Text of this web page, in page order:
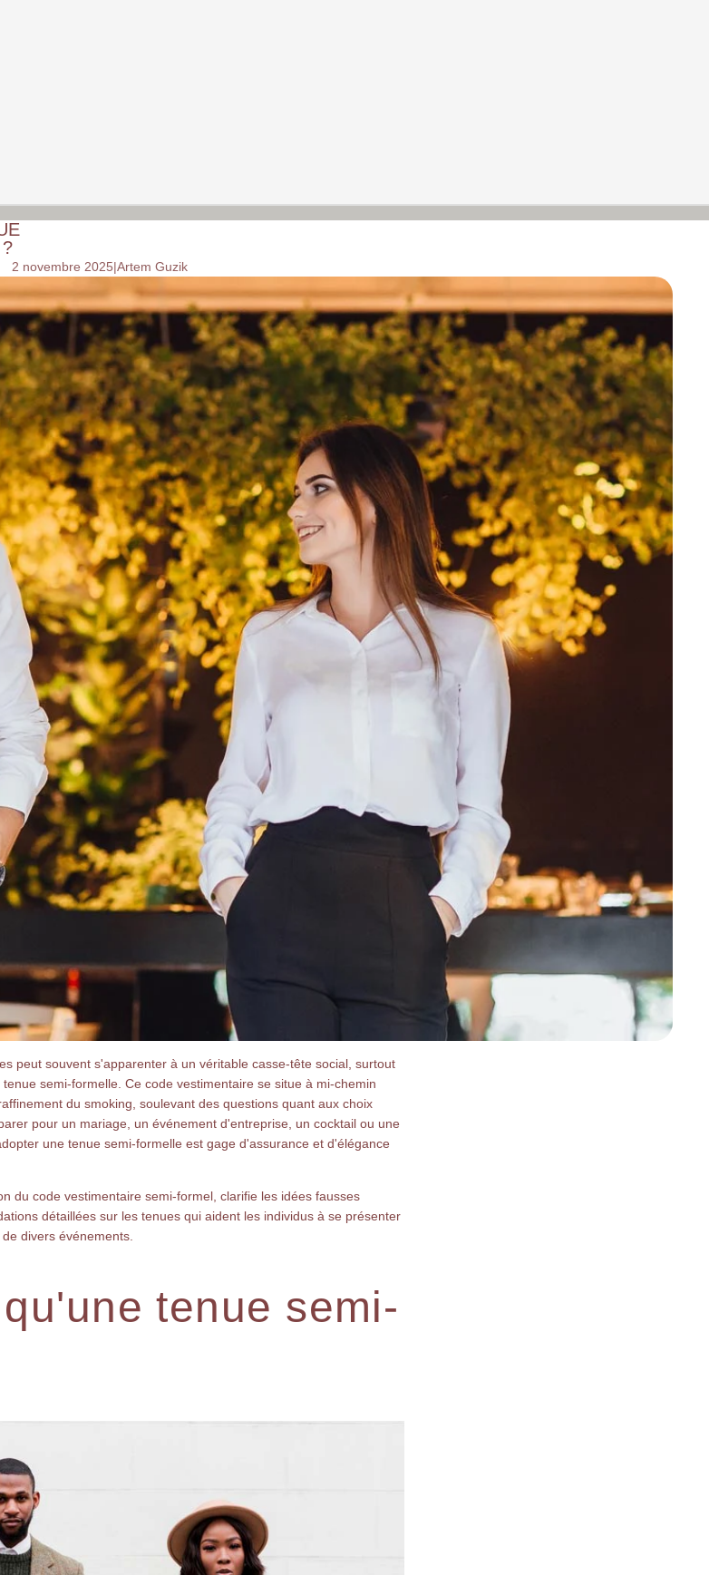
2 novembre 2025|Artem Guzik
peut souvent s'apparenter à un véritable casse-tête social, surtout
semi-formelle. Ce code vestimentaire se situe à mi-chemin
du smoking, soulevant des questions quant aux choix
pour un mariage, un événement d'entreprise, un cocktail ou une
une tenue semi-formelle est gage d'assurance et d'élégance
du code vestimentaire semi-formel, clarifie les idées fausses
détaillées sur les tenues qui aident les individus à se présenter
divers événements.
tenue semi-